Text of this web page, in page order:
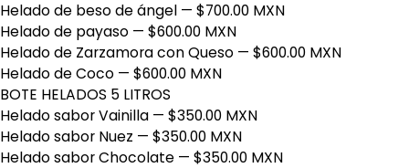
Helado de beso de ángel — $700.00 MXN
Helado de payaso — $600.00 MXN
Helado de Zarzamora con Queso — $600.00 MXN
Helado de Coco — $600.00 MXN
BOTE HELADOS 5 LITROS
Helado sabor Vainilla — $350.00 MXN
Helado sabor Nuez — $350.00 MXN
Helado sabor Chocolate — $350.00 MXN